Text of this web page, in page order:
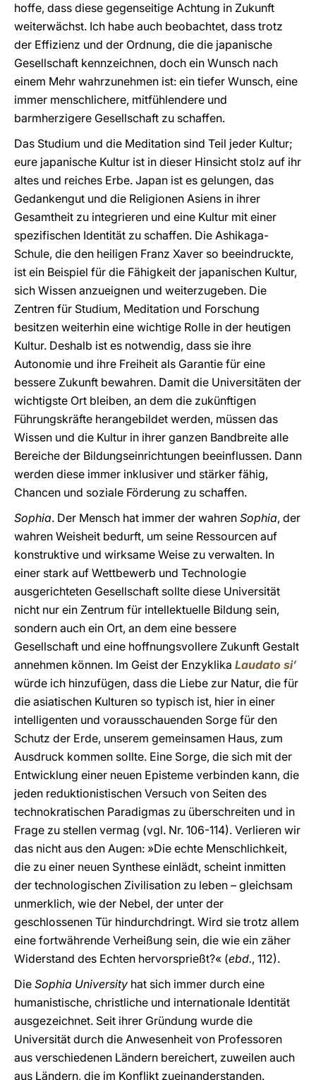
hoffe, dass diese gegenseitige Achtung in Zukunft
weiterwächst. Ich habe auch beobachtet, dass trotz
der Effizienz und der Ordnung, die die japanische
Gesellschaft kennzeichnen, doch ein Wunsch nach
einem Mehr wahrzunehmen ist: ein tiefer Wunsch, eine
immer menschlichere, mitfühlendere und
barmherzigere Gesellschaft zu schaffen.
Das Studium und die Meditation sind Teil jeder Kultur;
eure japanische Kultur ist in dieser Hinsicht stolz auf ihr
altes und reiches Erbe. Japan ist es gelungen, das
Gedankengut und die Religionen Asiens in ihrer
Gesamtheit zu integrieren und eine Kultur mit einer
spezifischen Identität zu schaffen. Die Ashikaga-
Schule, die den heiligen Franz Xaver so beeindruckte,
ist ein Beispiel für die Fähigkeit der japanischen Kultur,
sich Wissen anzueignen und weiterzugeben. Die
Zentren für Studium, Meditation und Forschung
besitzen weiterhin eine wichtige Rolle in der heutigen
Kultur. Deshalb ist es notwendig, dass sie ihre
Autonomie und ihre Freiheit als Garantie für eine
bessere Zukunft bewahren. Damit die Universitäten der
wichtigste Ort bleiben, an dem die zukünftigen
Führungskräfte herangebildet werden, müssen das
Wissen und die Kultur in ihrer ganzen Bandbreite alle
Bereiche der Bildungseinrichtungen beeinflussen. Dann
werden diese immer inklusiver und stärker fähig,
Chancen und soziale Förderung zu schaffen.
Sophia. Der Mensch hat immer der wahren Sophia, der
wahren Weisheit bedurft, um seine Ressourcen auf
konstruktive und wirksame Weise zu verwalten. In
einer stark auf Wettbewerb und Technologie
ausgerichteten Gesellschaft sollte diese Universität
nicht nur ein Zentrum für intellektuelle Bildung sein,
sondern auch ein Ort, an dem eine bessere
Gesellschaft und eine hoffnungsvollere Zukunft Gestalt
annehmen können. Im Geist der Enzyklika Laudato si’
würde ich hinzufügen, dass die Liebe zur Natur, die für
die asiatischen Kulturen so typisch ist, hier in einer
intelligenten und vorausschauenden Sorge für den
Schutz der Erde, unserem gemeinsamen Haus, zum
Ausdruck kommen sollte. Eine Sorge, die sich mit der
Entwicklung einer neuen Episteme verbinden kann, die
jeden reduktionistischen Versuch von Seiten des
technokratischen Paradigmas zu überschreiten und in
Frage zu stellen vermag (vgl. Nr. 106-114). Verlieren wir
das nicht aus den Augen: »Die echte Menschlichkeit,
die zu einer neuen Synthese einlädt, scheint inmitten
der technologischen Zivilisation zu leben – gleichsam
unmerklich, wie der Nebel, der unter der
geschlossenen Tür hindurchdringt. Wird sie trotz allem
eine fortwährende Verheißung sein, die wie ein zäher
Widerstand des Echten hervorsprießt?« (ebd., 112).
Die Sophia University hat sich immer durch eine
humanistische, christliche und internationale Identität
ausgezeichnet. Seit ihrer Gründung wurde die
Universität durch die Anwesenheit von Professoren
aus verschiedenen Ländern bereichert, zuweilen auch
aus Ländern, die im Konflikt zueinanderstanden.